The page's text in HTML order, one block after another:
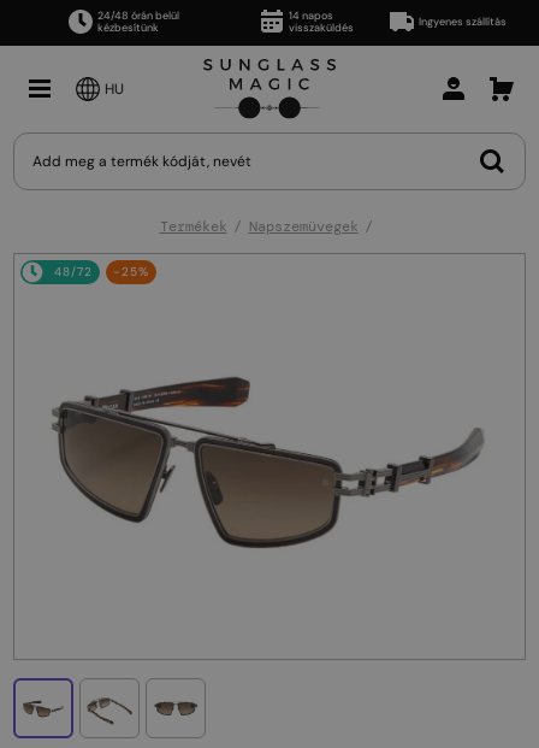
24/48 órán belül
kézbesítünk
14 napos
visszaküldés
Ingyenes szállítás
HU
Termékek Napszemüvegek
48/72 -25%